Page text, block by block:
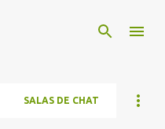
SALAS DE CHAT